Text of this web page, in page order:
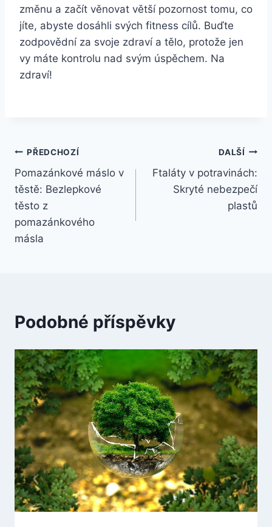
změnu a začít věnovat větší pozornost tomu, co
jíte, abyste dosáhli svých fitness cílů. Buďte
zodpovědní za svoje zdraví a tělo, protože jen
vy máte kontrolu nad svým úspěchem. Na
zdraví!
Navigace
pro
příspěvek
PŘEDCHOZÍ
Pomazánkové máslo v
těstě: Bezlepkové
těsto z
pomazánkového
másla
DALŠÍ
Ftaláty v potravinách:
Skryté nebezpečí
plastů
Podobné příspěvky